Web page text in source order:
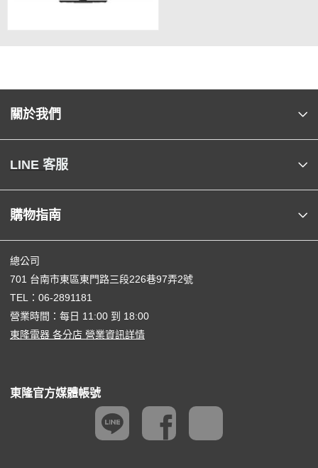
關於我們
LINE 客服
購物指南
總公司
701 台南市東區東門路三段226巷97弄2號
TEL： 06-2891181
營業時間：每日 11:00 到 18:00
東隆電器 各分店 營業資訊詳情
東隆官方媒體帳號